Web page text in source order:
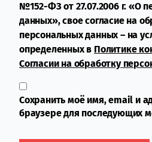
№152-ФЗ от 27.07.2006 г. «О
данных», свое согласие на
персональных данных – на
определенных в Политике
Согласии на обработку
Сохранить моё имя, email и
браузере для последующих